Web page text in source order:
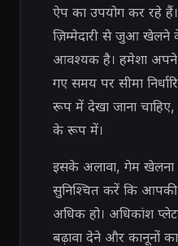
ऐप का उपयोग कर रहे
ज़िम्मेदारी से जुआ खेलने
आवश्यक है। हमेशा
गए समय पर सीमा
रूप में देखा जाना
के रूप में।
इसके अलावा, गेम
सुनिश्चित करें कि आपकी
अधिक हो। अधिकांश
बढ़ावा देने और कानूनों